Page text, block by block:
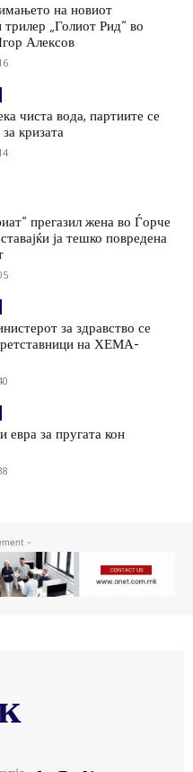
на новиот
„Голиот Рид“ во
Алексов
чиста вода, партиите се
кризата
прегазил жена во Ѓорче
ја тешко повредена
за здравство се
на ХЕМА-
евра за пругата кон
-